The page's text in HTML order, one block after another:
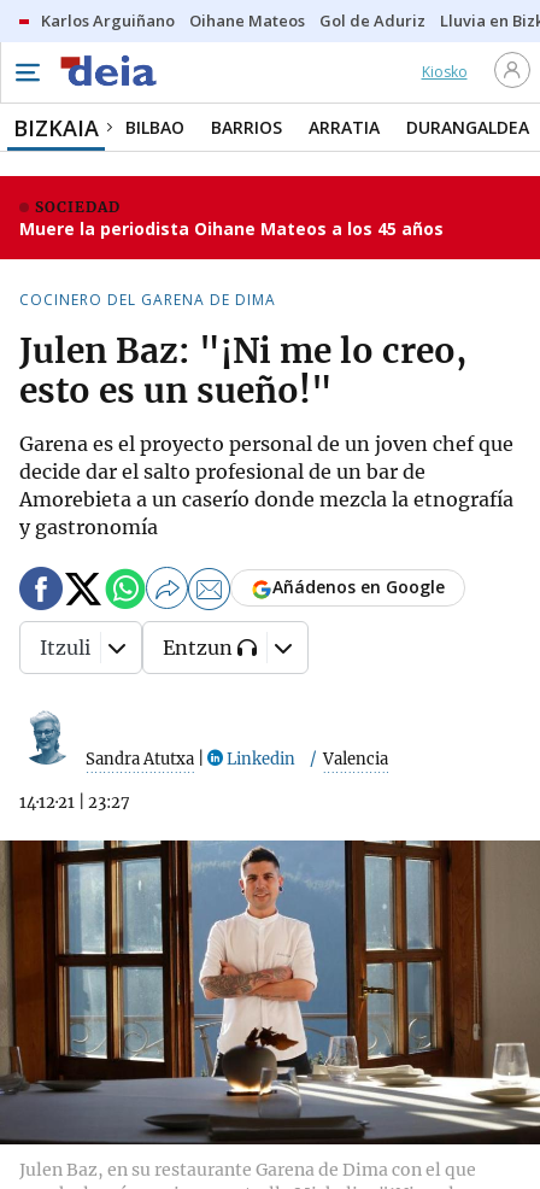
Karlos Arguiñano Oihane Mateos Gol de Aduriz Lluvia en
Kiosko
BIZKAIA BILBAO BARRIOS ARRATIA DURANGALDEA
SOCIEDAD
Muere la periodista Oihane Mateos a los 45 años
COCINERO DEL GARENA DE DIMA
Julen Baz: "¡Ni me lo creo,
esto es un sueño!"
Garena es el proyecto personal de un joven chef que
decide dar el salto profesional de un bar de
Amorebieta a un caserío donde mezcla la etnografía
y gastronomía
Sandra Atutxa Linkedin Valencia
14·12·21 23:27
Añádenos en Google
Itzuli Entzun
Julen Baz, en su restaurante Garena de Dima con el que